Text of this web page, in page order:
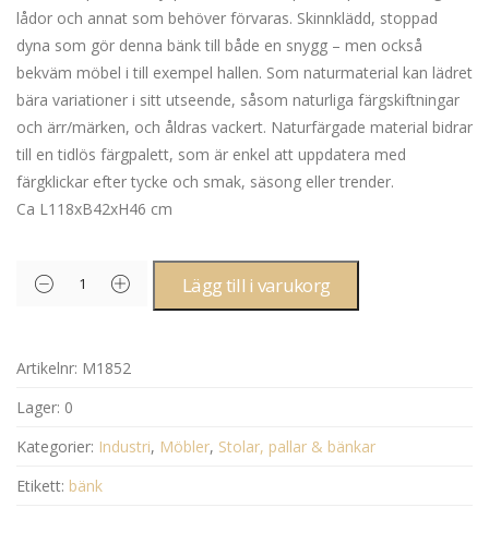
lådor och annat som behöver förvaras. Skinnklädd, stoppad
dyna som gör denna bänk till både en snygg – men också
bekväm möbel i till exempel hallen. Som naturmaterial kan lädret
bära variationer i sitt utseende, såsom naturliga färgskiftningar
och ärr/märken, och åldras vackert. Naturfärgade material bidrar
till en tidlös färgpalett, som är enkel att uppdatera med
färgklickar efter tycke och smak, säsong eller trender.
Ca L118xB42xH46 cm
Lägg till i varukorg
Artikelnr: M1852
Lager: 0
Kategorier: Industri, Möbler, Stolar, pallar & bänkar
Etikett: bänk